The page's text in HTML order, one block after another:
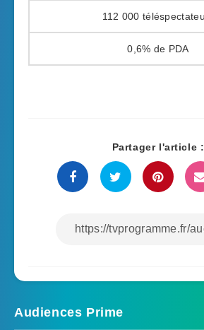
112 000
0,6%
Partager l'article :
Audiences Prime